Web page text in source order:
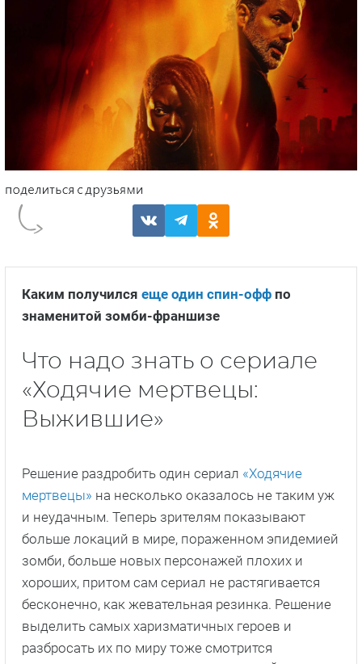
Каким получился еще один спин-офф по
знаменитой зомби-франшизе
Что надо знать о сериале
«Ходячие мертвецы:
Выжившие»
Решение раздробить один сериал «Ходячие
мертвецы» на несколько оказалось не таким уж
и неудачным. Теперь зрителям показывают
больше локаций в мире, пораженном эпидемией
зомби, больше новых персонажей плохих и
хороших, притом сам сериал не растягивается
бесконечно, как жевательная резинка. Решение
выделить самых харизматичных героев и
разбросать их по миру тоже смотрится